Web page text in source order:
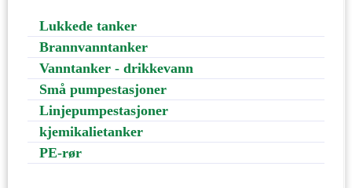
Lukkede tanker
Brannvanntanker
Vanntanker - drikkevann
Små pumpestasjoner
Linjepumpestasjoner
kjemikalietanker
PE-rør